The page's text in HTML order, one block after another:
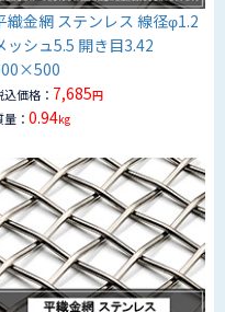
織金網 ステンレス 線径φ1.2
ッシュ5.5 開き目3.42
込価格： 7,685円
量：0.94kg